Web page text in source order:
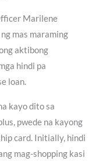
Marilene
mas maraming
aktibong
hindi pa
loan.
kayo dito sa
pwede na kayong
card. Initially, hindi
mag-shopping kasi